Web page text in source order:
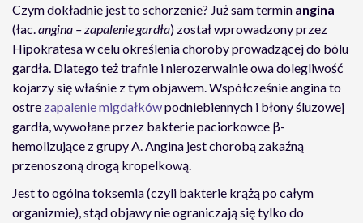
Czym dokładnie jest to schorzenie? Już sam termin angina
(łac.angina – zapalenie gardła) został wprowadzony przez
Hipokratesa w celu określenia choroby prowadzącej do bólu
gardła. Dlatego też trafnie i nierozerwalnie owa dolegliwość
kojarzy się właśnie z tym objawem. Współcześnie angina to
ostre zapalenie migdałkówpodniebiennych i błony śluzowej
gardła, wywołane przez bakterie paciorkowce β-
hemolizujące z grupy A. Angina jest chorobą zakaźną
przenoszoną drogą kropelkową.
Jest to ogólna toksemia (czyli bakterie krążą po całym
organizmie), stąd objawy nie ograniczają się tylko do